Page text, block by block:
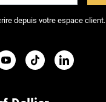
depuis votre espace client.